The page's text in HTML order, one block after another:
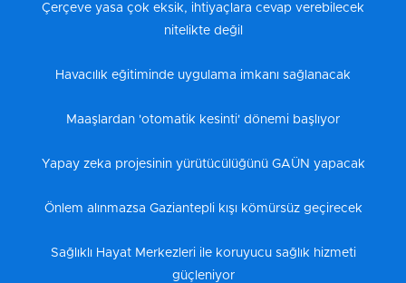
Çerçeve yasa çok eksik, ihtiyaçlara cevap verebilecek
nitelikte değil
Havacılık eğitiminde uygulama imkanı sağlanacak
Maaşlardan 'otomatik kesinti' dönemi başlıyor
Yapay zeka projesinin yürütücülüğünü GAÜN yapacak
Önlem alınmazsa Gaziantepli kışı kömürsüz geçirecek
Sağlıklı Hayat Merkezleri ile koruyucu sağlık hizmeti
güçleniyor